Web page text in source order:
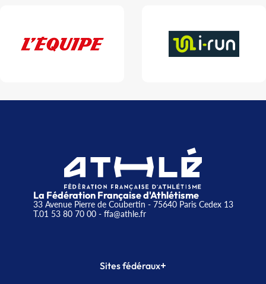
La Fédération Française d'Athlétisme
33 Avenue Pierre de Coubertin - 75640 Paris Cedex 13
T.01 53 80 70 00- ffa@athle.fr
Sites fédéraux+